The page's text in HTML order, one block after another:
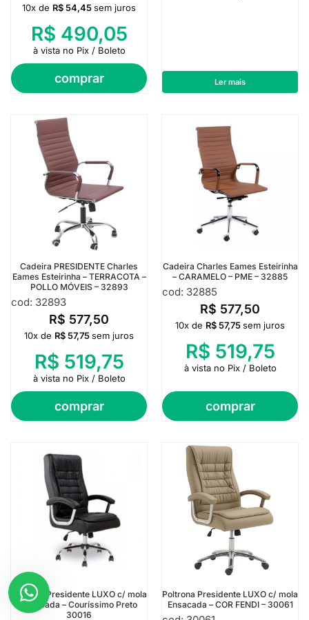
comprar
10x de R$54,45sem juros
R$ 490,05
à vista no Pix / Boleto
Ler mais
Cadeira PRESIDENTE Charles
Eames Esteirinha – TERRACOTA –
POLLO MÓVEIS – 32893
cod: 32893
R$ 577,50
comprar
10x de R$57,75sem juros
R$ 519,75
à vista no Pix / Boleto
Cadeira Charles Eames Esteirinha
– CARAMELO – PME – 32885
cod: 32885
R$ 577,50
comprar
10x de R$57,75sem juros
R$ 519,75
à vista no Pix / Boleto
Poltrona Presidente LUXO c/ mola
Ensacada – Couríssimo Preto
30016
Poltrona Presidente LUXO c/ mola
Ensacada – COR FENDI – 30061